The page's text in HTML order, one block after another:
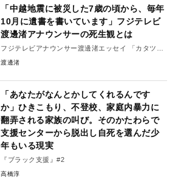
「中越地震に被災した7歳の頃から、毎年
10月に遺書を書いています」フジテレビ
渡邊渚アナウンサーの死生観とは
フジテレビアナウンサー渡邊渚エッセイ 「カタツム
リになりたくない」 vol.2
渡邊渚
「あなたがなんとかしてくれるんです
か」ひきこもり、不登校、家庭内暴力に
翻弄される家族の叫び。そのかたわらで
支援センターから脱出し自死を選んだ少
年もいる現実
『ブラック支援』#2
高橋淳